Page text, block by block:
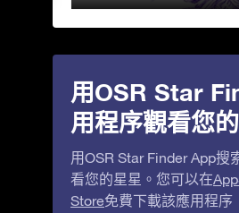
用OSR Star
用程序觀看您
用OSR Star Finder App搜
看您的星星。您可以在
Store免費下載該應用程序